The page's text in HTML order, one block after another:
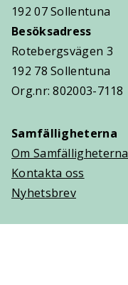
192 07 Sollentuna
Besöksadress
Rotebergsvägen 3
192 78 Sollentuna
Org.nr: 802003-7118
Samfälligheterna
Om Samfälligheterna
Kontakta oss
Nyhetsbrev